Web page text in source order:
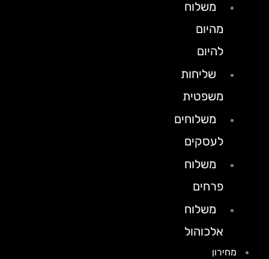
משלוח
מהיום
להיום
שליחות
משפטית
משלוחים
לעסקים
משלוח
פרחים
משלוח
אלכוהול
מחירון